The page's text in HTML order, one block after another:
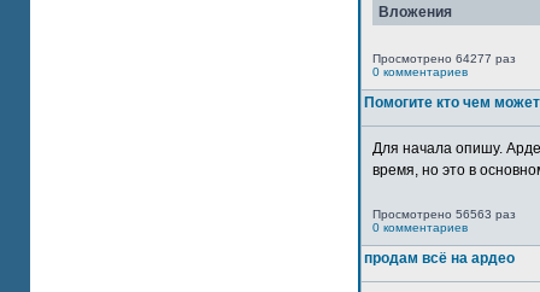
Вложения
Просмотрено 64277 раз
0 комментариев
Помогите кто чем может
Для начала опишу.
время, но это в
Просмотрено 56563 раз
0 комментариев
продам всё на ардео